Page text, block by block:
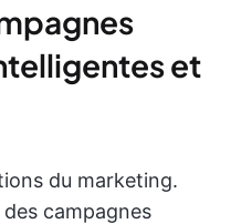
et
du marketing.
campagnes